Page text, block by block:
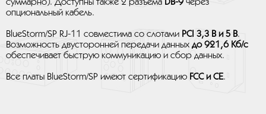
суммарно). Доступны также 2 разъема DB-9 через
опциональный кабель.
BlueStorm/SP RJ-11 совместима со слотами PCI 3,3 В и 5 В.
Возможность двусторонней передачи данных до 921,6 Кб/с
обеспечивает быструю коммуникацию и сбор данных.
Все платы BlueStorm/SP имеют сертификацию FCC и CE.